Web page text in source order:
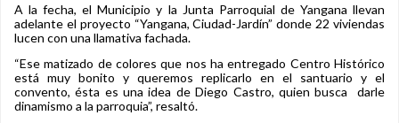
A la fecha, el Municipio y la Junta Parroquial de Yangana llevan
adelante el proyecto “Yangana, Ciudad-Jardín” donde 22 viviendas
lucen con una llamativa fachada.
“Ese matizado de colores que nos ha entregado Centro Histórico
está muy bonito y queremos replicarlo en el santuario y el
convento, ésta es una idea de Diego Castro, quien busca darle
dinamismo a la parroquia”, resaltó.